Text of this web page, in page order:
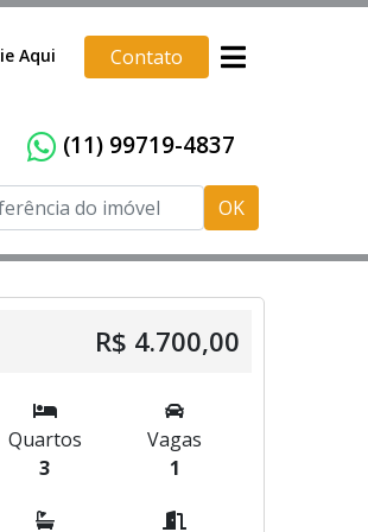
Aqui Contato
(11) 99719-4837
OK
R$ 4.700,00
Quartos
3
Vagas
1